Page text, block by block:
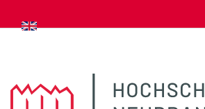
zum Inhalt springen